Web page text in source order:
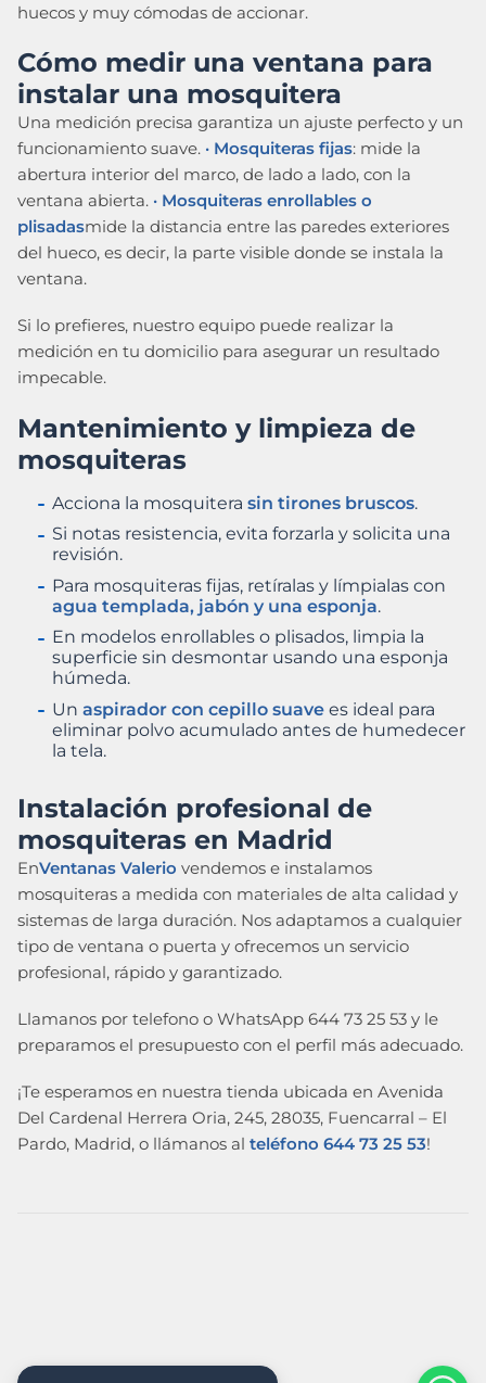
huecos y muy cómodas de accionar.
Cómo medir una ventana para
instalar una mosquitera
Una medición precisa garantiza un ajuste perfecto y un
funcionamiento suave. · Mosquiteras fijas: mide la
abertura interior del marco, de lado a lado, con la
ventana abierta. · Mosquiteras enrollables o
plisadasmide la distancia entre las paredes exteriores
del hueco, es decir, la parte visible donde se instala la
ventana.
Si lo prefieres, nuestro equipo puede realizar la
medición en tu domicilio para asegurar un resultado
impecable.
Mantenimiento y limpieza de
mosquiteras
Acciona la mosquitera sin tirones bruscos.
Si notas resistencia, evita forzarla y solicita una
revisión.
Para mosquiteras fijas, retíralas y límpialas con
agua templada, jabón y una esponja.
En modelos enrollables o plisados, limpia la
superficie sin desmontar usando una esponja
húmeda.
Un aspirador con cepillo suavees ideal para
eliminar polvo acumulado antes de humedecer
la tela.
Instalación profesional de
mosquiteras en Madrid
EnVentanas Valerio vendemos e instalamos
mosquiteras a medida con materiales de alta calidad y
sistemas de larga duración. Nos adaptamos a cualquier
tipo de ventana o puerta y ofrecemos un servicio
profesional, rápido y garantizado.
Llamanos por telefono o WhatsApp 644 73 25 53 y le
preparamos el presupuesto con el perfil más adecuado.
¡Te esperamos en nuestra tienda ubicada en Avenida
Del Cardenal Herrera Oria, 245, 28035, Fuencarral – El
Pardo, Madrid, o llámanos al teléfono 644 73 25 53!